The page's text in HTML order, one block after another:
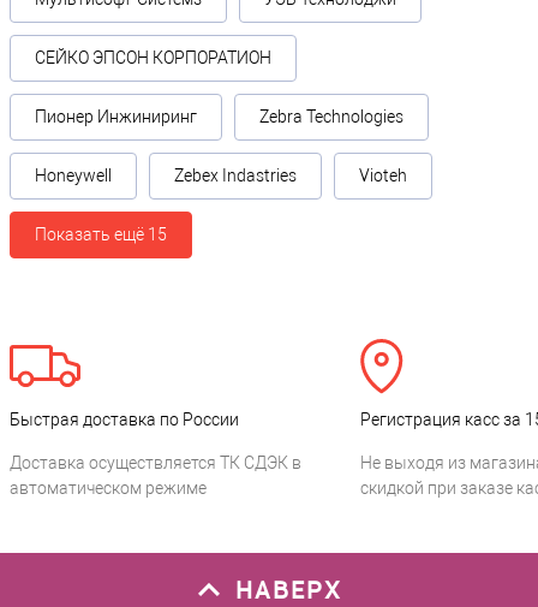
СЕЙКО ЭПСОН КОРПОРАТИОН
Пионер Инжиниринг Zebra Technologies
Honeywell Zebex Indastries Vioteh
Показать ещё 15
Быстрая доставка по России
Доставка осуществляется ТК СДЭК в
автоматическом режиме
Регистрация касс за
Не выходя из
скидкой при заказе
НАВЕРХ